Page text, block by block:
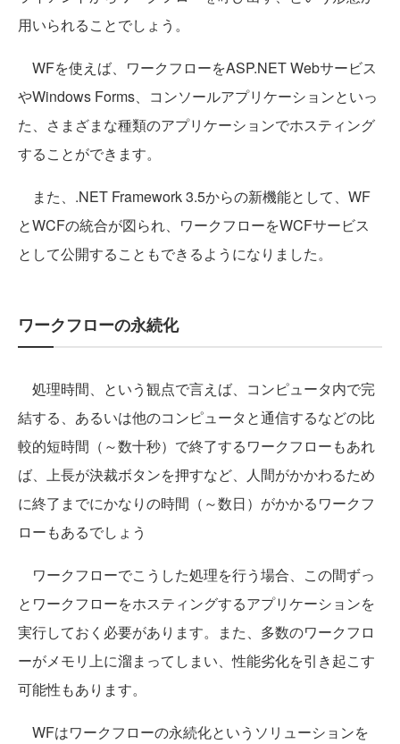
用いられることでしょう。
WFを使えば、ワークフローをASP.NET Webサービス
やWindows Forms、コンソールアプリケーションといっ
た、さまざまな種類のアプリケーションでホスティング
することができます。
また、.NET Framework 3.5からの新機能として、WF
とWCFの統合が図られ、ワークフローをWCFサービス
として公開することもできるようになりました。
ワークフローの永続化
処理時間、という観点で言えば、コンピュータ内で完
結する、あるいは他のコンピュータと通信するなどの比
較的短時間（～数十秒）で終了するワークフローもあれ
ば、上長が決裁ボタンを押すなど、人間がかかわるため
に終了までにかなりの時間（～数日）がかかるワークフ
ローもあるでしょう
ワークフローでこうした処理を行う場合、この間ずっ
とワークフローをホスティングするアプリケーションを
実行しておく必要があります。また、多数のワークフロ
ーがメモリ上に溜まってしまい、性能劣化を引き起こす
可能性もあります。
WFはワークフローの永続化というソリューションを